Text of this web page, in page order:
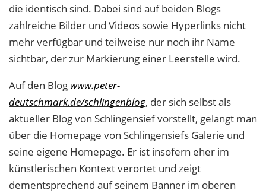
die identisch sind. Dabei sind auf beiden Blogs
zahlreiche Bilder und Videos sowie Hyperlinks nicht
mehr verfügbar und teilweise nur noch ihr Name
sichtbar, der zur Markierung einer Leerstelle wird.
Auf den Blog www.peter-
deutschmark.de/schlingenblog, der sich selbst als
aktueller Blog von Schlingensief vorstellt, gelangt man
über die Homepage von Schlingensiefs Galerie und
seine eigene Homepage. Er ist insofern eher im
künstlerischen Kontext verortet und zeigt
dementsprechend auf seinem Banner im oberen